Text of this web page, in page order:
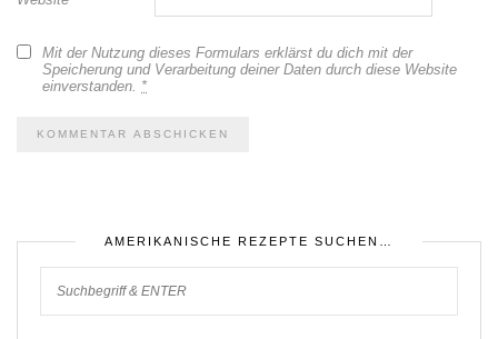
Mit der Nutzung dieses Formulars erklärst du dich mit der
Speicherung und Verarbeitung deiner Daten durch diese Website
einverstanden. *
AMERIKANISCHE REZEPTE SUCHEN…